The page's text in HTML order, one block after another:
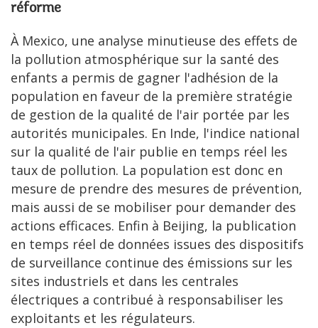
réforme
À Mexico, une analyse minutieuse des effets de
la pollution atmosphérique sur la santé des
enfants a permis de gagner l'adhésion de la
population en faveur de la première stratégie
de gestion de la qualité de l'air portée par les
autorités municipales. En Inde, l'indice national
sur la qualité de l'air publie en temps réel les
taux de pollution. La population est donc en
mesure de prendre des mesures de prévention,
mais aussi de se mobiliser pour demander des
actions efficaces. Enfin à Beijing, la publication
en temps réel de données issues des dispositifs
de surveillance continue des émissions sur les
sites industriels et dans les centrales
électriques a contribué à responsabiliser les
exploitants et les régulateurs.